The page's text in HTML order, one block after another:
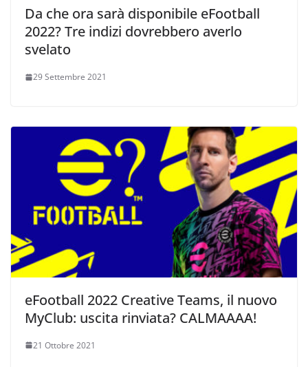
Da che ora sarà disponibile eFootball
2022? Tre indizi dovrebbero averlo
svelato
29 Settembre 2021
eFootball 2022 Creative Teams, il nuovo
MyClub: uscita rinviata? CALMAAAA!
21 Ottobre 2021